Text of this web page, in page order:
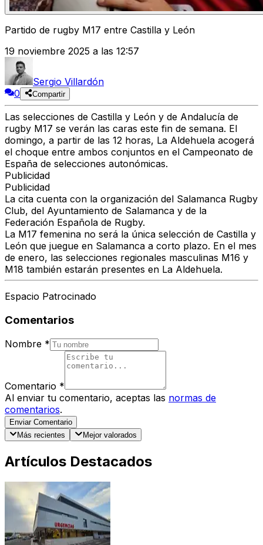
Partido de rugby M17 entre Castilla y León
19 noviembre 2025 a las 12:57
Sergio Villardón
0
Compartir
Las selecciones de Castilla y León y de Andalucía de
rugby M17 se verán las caras este fin de semana. El
domingo, a partir de las 12 horas, La Aldehuela acogerá
el choque entre ambos conjuntos en el Campeonato de
España de selecciones autonómicas.
Publicidad
Publicidad
La cita cuenta con la organización del Salamanca Rugby
Club, del Ayuntamiento de Salamanca y de la
Federación Española de Rugby.
La M17 femenina no será la única selección de Castilla y
León que juegue en Salamanca a corto plazo. En el mes
de enero, las selecciones regionales masculinas M16 y
M18 también estarán presentes en La Aldehuela.
Espacio Patrocinado
Comentarios
Nombre *
Comentario *
Al enviar tu comentario, aceptas las normas de
comentarios.
Enviar Comentario
Más recientes
Mejor valorados
Artículos Destacados